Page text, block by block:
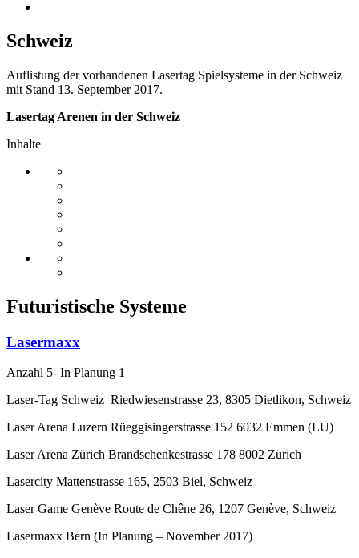
Schweiz
Auflistung der vorhandenen Lasertag Spielsysteme in der Schweiz
mit Stand 13. September 2017.
Lasertag Arenen in der Schweiz
Inhalte
Futuristische Systeme
Lasermaxx
Anzahl 5- In Planung 1
Laser-Tag Schweiz Riedwiesenstrasse 23, 8305 Dietlikon, Schweiz
Laser Arena Luzern Rüeggisingerstrasse 152 6032 Emmen (LU)
Laser Arena Zürich Brandschenkestrasse 178 8002 Zürich
Lasercity Mattenstrasse 165, 2503 Biel, Schweiz
Laser Game Genève Route de Chêne 26, 1207 Genève, Schweiz
Lasermaxx Bern (In Planung – November 2017)